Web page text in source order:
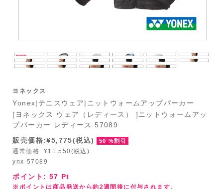
ヨネックス
Yonex|テニスウェア|ニットウォームアップパーカー
[ヨネックス ウェア（レディース） ]ニットウォームアッ
プパーカー レディース 57089
販売価格:¥5,775(税込)
50 %割引
通常価格: ¥11,550(税込)
ynx-57089
ポイント: 57 Pt
※ポイントは商品発送から約2週間後に付与されます。